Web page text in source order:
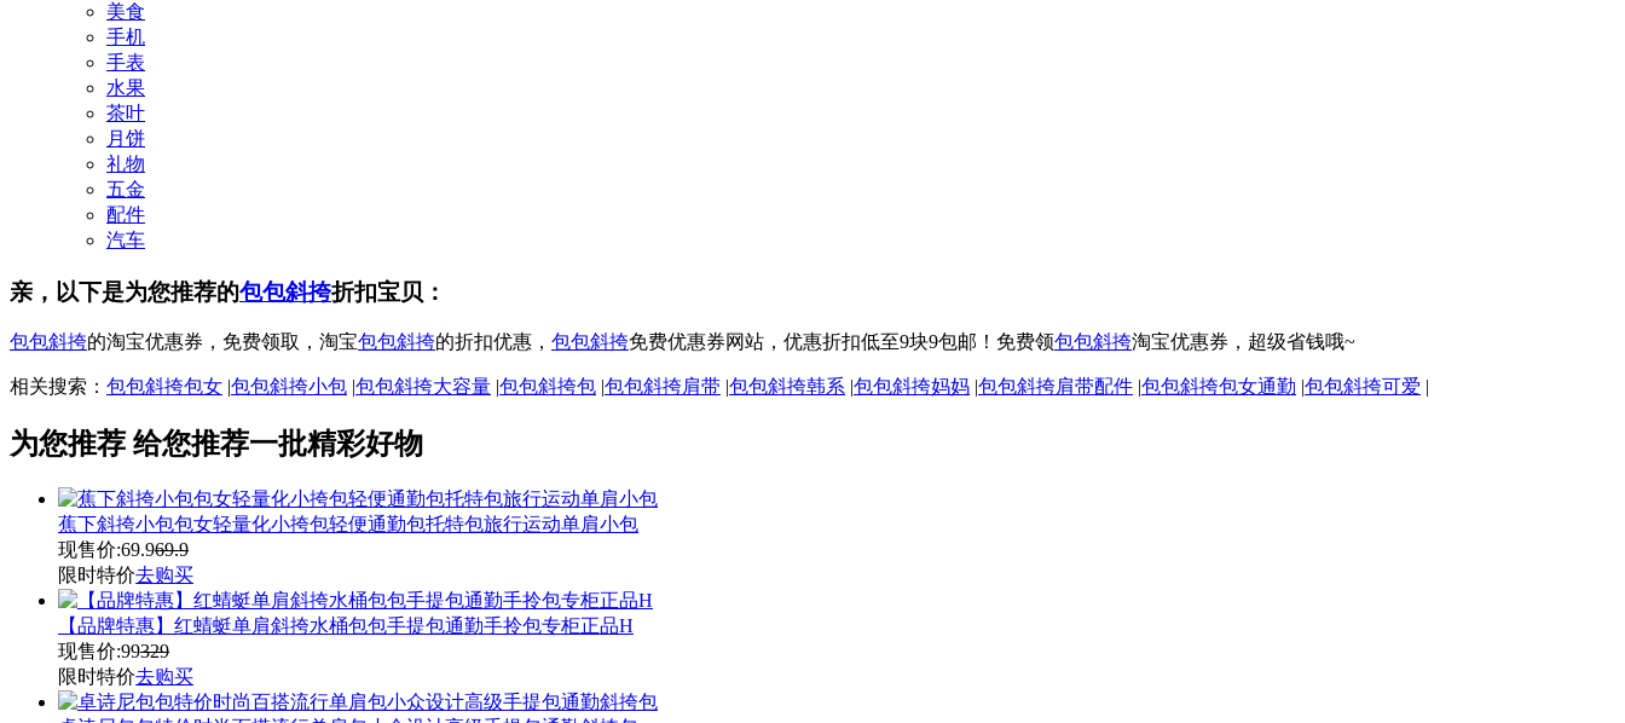
美食
手机
手表
水果
茶叶
月饼
礼物
五金
配件
汽车
亲，以下是为您推荐的包包斜挎折扣宝贝：
包包斜挎的淘宝优惠券，免费领取，淘宝包包斜挎的折扣优惠， 包包斜挎免费优惠券网站，优惠折扣低至9块9包邮！免费领包包斜挎淘宝优惠券，超级省钱哦~
相关搜索： 包包斜挎包女 |包包斜挎小包 |包包斜挎大容量 |包包斜挎包 |包包斜挎肩带 |包包斜挎韩系 |包包斜挎妈妈 |包包斜挎肩带配件 |包包斜挎包女通勤 |包包斜挎可爱 |
为您推荐 给您推荐一批精彩好物
蕉下斜挎小包包女轻量化小挎包轻便通勤包托特包旅行运动单肩小包
现售价:69.969.9
限时特价去购买
【品牌特惠】红蜻蜓单肩斜挎水桶包包手提包通勤手拎包专柜正品H
现售价:99329
限时特价去购买